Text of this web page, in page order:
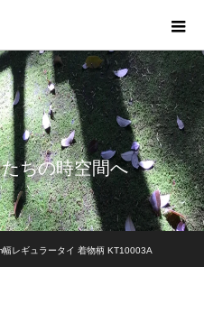
ちの時空間へ
幅レギュラータイ 着物柄 KT10003A